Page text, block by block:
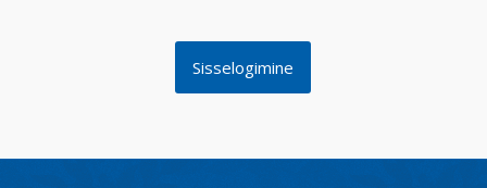
Sisselogimine